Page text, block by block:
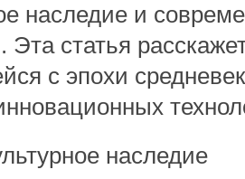
наследие и
статья
с эпохи
наследие